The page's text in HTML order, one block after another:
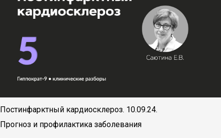
Постинфарктный кардиосклероз. 10.09.24.
Прогноз и профилактика заболевания